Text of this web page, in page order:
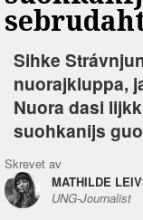
Sihke
nuorajkluppa,
Nuora dasi
suohkanijs
Skrevet av
MATHILDE
UNG-Journalist